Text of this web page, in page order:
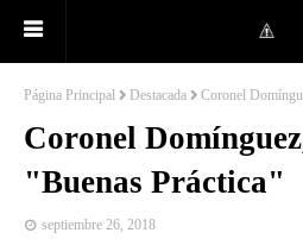
Página Principal Destacada Coronel
Coronel
"Buenas Práctica"
septiembre 26, 2018